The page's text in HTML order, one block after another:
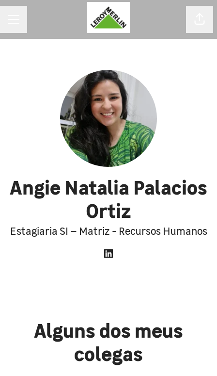
Angie Natalia Palacios
Ortiz
Estagiaria SI – Matriz - Recursos Humanos
Alguns dos meus
colegas